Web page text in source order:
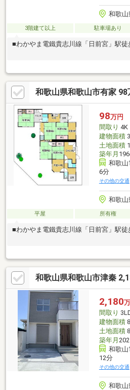
和歌山
3階建て以上 駐車場あり
■わかやま電鐵貴志川線「日前宮」駅徒
和歌山県和歌山市有家 98
98万円
間取り 4K
建物面積
土地面積
築年月
和歌山
6分
その他の交通
和歌山
平屋 所有権
■わかやま電鐵貴志川線「日前宮」駅徒
和歌山県和歌山市津秦
2,180
間取り
建物面積
土地面積
築年月
和歌山
12分
その他の交通
和歌山